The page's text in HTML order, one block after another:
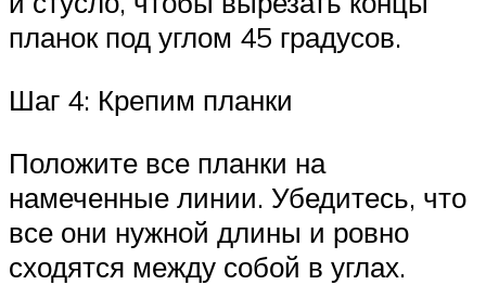
планок под углом 45 градусов.
Шаг 4: Крепим планки
Положите все планки на
намеченные линии. Убедитесь, что
все они нужной длины и ровно
сходятся между собой в углах.